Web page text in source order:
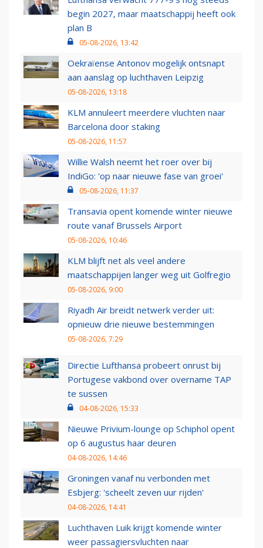
begin 2027, maar maatschappij heeft ook
plan B
05-08-2026, 13:42
Oekraïense Antonov mogelijk ontsnapt
aan aanslag op luchthaven Leipzig
05-08-2026, 13:18
KLM annuleert meerdere vluchten naar
Barcelona door staking
05-08-2026, 11:57
Willie Walsh neemt het roer over bij
IndiGo: 'op naar nieuwe fase van groei'
05-08-2026, 11:37
Transavia opent komende winter nieuwe
route vanaf Brussels Airport
05-08-2026, 10:46
KLM blijft net als veel andere
maatschappijen langer weg uit Golfregio
05-08-2026, 9:00
Riyadh Air breidt netwerk verder uit:
opnieuw drie nieuwe bestemmingen
05-08-2026, 7:29
Directie Lufthansa probeert onrust bij
Portugese vakbond over overname TAP
te sussen
04-08-2026, 15:33
Nieuwe Privium-lounge op Schiphol opent
op 6 augustus haar deuren
04-08-2026, 14:46
Groningen vanaf nu verbonden met
Esbjerg: 'scheelt zeven uur rijden'
04-08-2026, 14:41
Luchthaven Luik krijgt komende winter
weer passagiersvluchten naar